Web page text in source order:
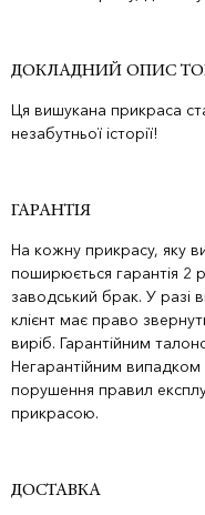
ДОКЛАДНИЙ ОПИС
Ця вишукана прикраса
незабутньої історії!
ГАРАНТІЯ
На кожну прикрасу, яку
поширюється гарантія 2
заводський брак. У разі
клієнт має право
виріб. Гарантійним
Негарантійним
порушення правил
прикрасою.
ДОСТАВКА